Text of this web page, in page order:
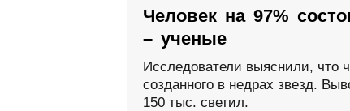
Человек на 97%
– ученые
Исследователи выяснили, что
созданного в недрах звезд.
150 тыс. светил.